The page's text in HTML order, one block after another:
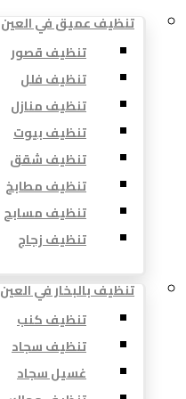
تنظيف عميق في العين
تنظيف قصور
تنظيف فلل
تنظيف منازل
تنظيف بيوت
تنظيف شقق
تنظيف مطابخ
تنظيف مسابح
تنظيف زجاج
تنظيف بالبخار في العين
تنظيف كنب
تنظيف سجاد
غسيل سجاد